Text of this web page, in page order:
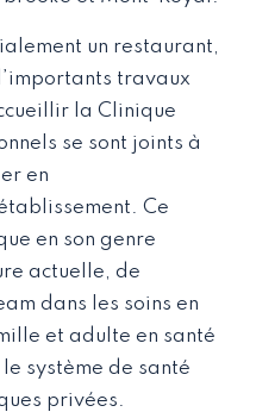
un restaurant,
travaux
la Clinique
se sont joints à
en
Ce
en son genre
actuelle, de
dans les soins en
et adulte en santé
système de santé
privées.